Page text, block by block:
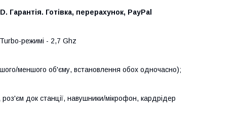
Готівка, перерахунок, PayPal
режимі - 2,7 Ghz
меншого об'єму, встановлення обох одночасно);
док станції, навушники/мікрофон, кардрідер